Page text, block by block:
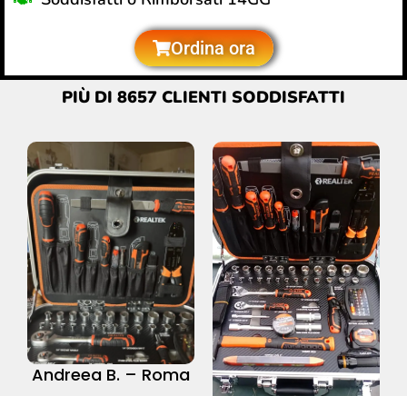
Ordina ora
PIÙ DI 8657 CLIENTI SODDISFATTI
Andreea B. – Roma